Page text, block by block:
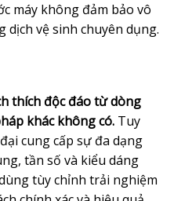
máy không đảm bảo vô
vệ sinh chuyên dụng.
thích độc đáo từ dòng
khác không có. Tuy
cung cấp sự đa dạng
tần số và kiểu dáng
tùy chỉnh trải nghiệm